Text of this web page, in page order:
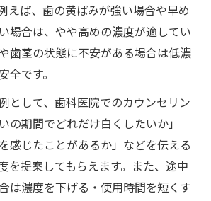
えば、歯の黄ばみが強い場合や早め
場合は、やや高めの濃度が適してい
歯茎の状態に不安がある場合は低濃
全です。
として、歯科医院でのカウンセリン
の期間でどれだけ白くしたいか」
感じたことがあるか」などを伝える
を提案してもらえます。また、途中
は濃度を下げる・使用時間を短くす